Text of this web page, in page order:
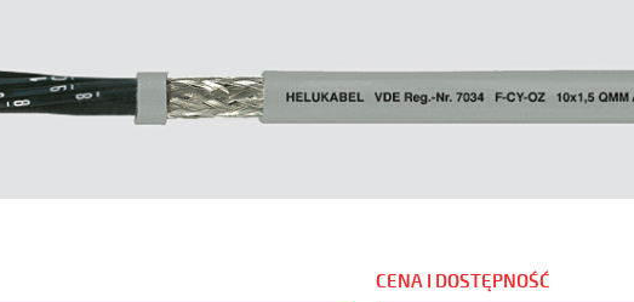
CENA I DOSTĘPNOŚĆ